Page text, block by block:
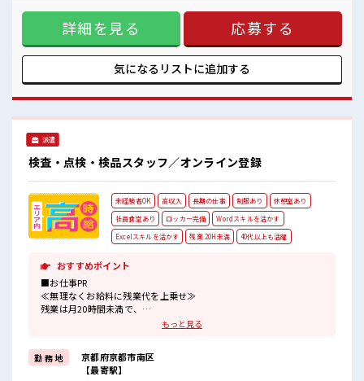
し！！●高時給のオシゴトです！【取扱製品情報】釣り具や
テニスラケットガットなどの繊維原料 ■お仕事PR ≪1日1時間
程の残業で収入アップ≫ 残業は月20時間未満で、 ほどよく稼
げます♪ 制服があると毎日の服選びに悩まずOK♪ ≪未経験
でも活躍できる≫ 新しいことにチャレンジするのは不安だけ
ど、 しっかり働く環境が整っています！ イチからスキルUP・
が探せる≫ 困った事などがあれば、 担当がしっかりサポート
します！ ■職場の雰囲気 一緒に働く仲間ともなじみやすい少
すね★
詳細を見る 応募する
気になるリストに追加する
派遣
検査・点検・検品スタッフ／オンライン登録
未経験者OK 高収入 長期の仕事 制服あり
休憩室あり
社員食堂あり
ロッカー完備
Wordスキルを活かす
Excelスキルを活かす
残業 20H未満 40代以上も活躍
おすすめポイント
■お仕事PR
≪無理なくお給料に残業代を上乗せ≫
残業は月20時間未満で、
制服があるので、
毎日の服装の悩み解消♪
≪未経験でも活躍できる≫
もっと見る
勤 務 地
京都府京都市南区
【最寄駅】